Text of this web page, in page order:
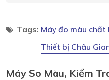
Tags: Máy đo màu chất
Thiết bị Châu
Máy So Màu, Kiểm